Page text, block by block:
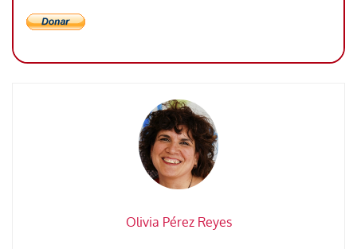
Olivia Pérez Reyes